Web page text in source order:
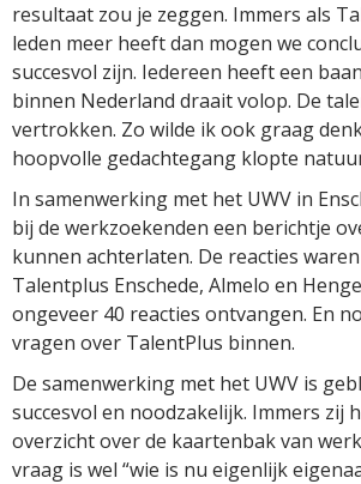
resultaat zou je zeggen. Immers als
leden meer heeft dan mogen we
succesvol zijn. Iedereen heeft een
binnen Nederland draait volop. De
vertrokken. Zo wilde ik ook graag
hoopvolle gedachtegang klopte
In samenwerking met het UWV in
bij de werkzoekenden een berichtje
kunnen achterlaten. De reacties
Talentplus Enschede, Almelo en
ongeveer 40 reacties ontvangen. En
vragen over TalentPlus binnen.
De samenwerking met het UWV is
succesvol en noodzakelijk. Immers zij
overzicht over de kaartenbak van
vraag is wel “wie is nu eigenlijk